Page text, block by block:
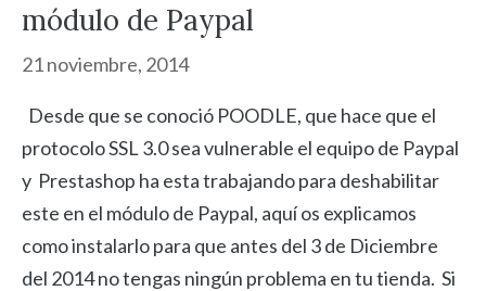
módulo de Paypal
21 noviembre, 2014
Desde que se conoció POODLE, que hace que el
protocolo SSL 3.0 sea vulnerable el equipo de Paypal
y Prestashop ha esta trabajando para deshabilitar
este en el módulo de Paypal, aquí os explicamos
como instalarlo para que antes del 3 de Diciembre
del 2014 no tengas ningún problema en tu tienda. Si